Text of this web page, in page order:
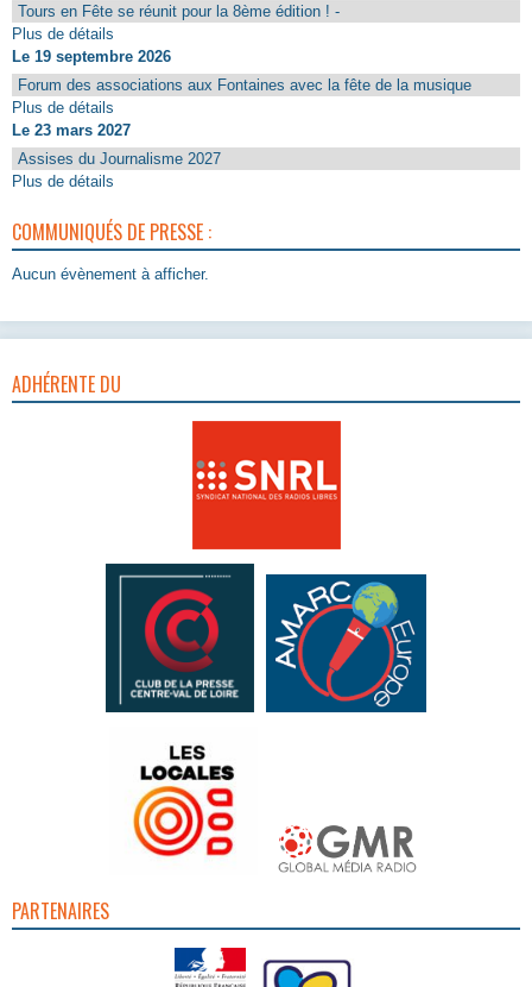
Tours en Fête se réunit pour la 8ème édition ! -
Plus de détails
Le 19 septembre 2026
Forum des associations aux Fontaines avec la fête de la musique
Plus de détails
Le 23 mars 2027
Assises du Journalisme 2027
Plus de détails
COMMUNIQUÉS DE PRESSE :
Aucun évènement à afficher.
ADHÉRENTE DU
PARTENAIRES